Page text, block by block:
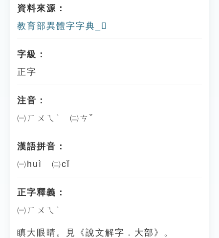
資料來源：
教育部異體字字典_𡗼
字級：
正字
注音：
㈠ㄏㄨㄟˋ ㈡ㄘˇ
漢語拼音：
㈠huì ㈡cǐ
正字釋義：
㈠ㄏㄨㄟˋ
瞋大眼睛。見《說文解字．大部》。